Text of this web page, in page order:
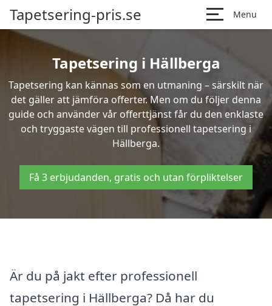
Tapetsering-pris.se Menu
Tapetsering i Hällberga
Tapetsering kan kännas som en utmaning – särskilt när
det gäller att jämföra offerter. Men om du följer denna
guide och använder vår offerttjänst får du den enklaste
och tryggaste vägen till professionell tapetsering i
Hällberga.
Få 3 erbjudanden, gratis och utan förpliktelser
Är du på jakt efter professionell
tapetsering i Hällberga? Då har du